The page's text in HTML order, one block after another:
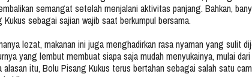
semangat setelah menjalani aktivitas panjang. Bahkan,
Kukus sebagai sajian wajib saat berkumpul bersama.
lezat, makanan ini juga menghadirkan rasa nyaman yang sulit
yang lembut membuat siapa saja mudah menyukainya, mulai
alasan itu, Bolu Pisang Kukus terus bertahan sebagai salah satu